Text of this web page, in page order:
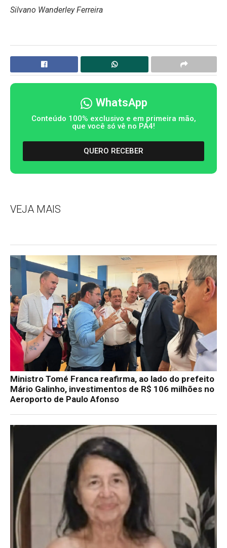
Silvano Wanderley Ferreira
WhatsApp
Conteúdo 100% exclusivo e em primeira mão,
que você só vê no PA4!
QUERO RECEBER
VEJA MAIS
Ministro Tomé Franca reafirma, ao lado do prefeito
Mário Galinho, investimentos de R$ 106 milhões no
Aeroporto de Paulo Afonso